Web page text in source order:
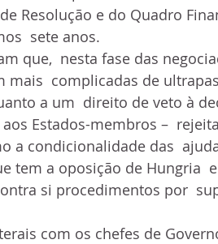
Resolução e do Quadro
sete anos.
que,  nesta fase das
mais  complicadas de
a um  direito de veto à
Estados-membros –
a condicionalidade das
tem a oposição de Hungria
si procedimentos por
com os chefes de